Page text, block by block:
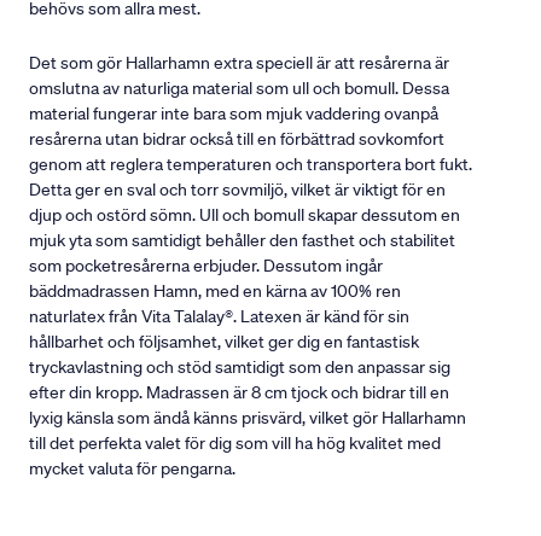
behövs som allra mest.
Det som gör Hallarhamn extra speciell är att resårerna är
omslutna av naturliga material som ull och bomull. Dessa
material fungerar inte bara som mjuk vaddering ovanpå
resårerna utan bidrar också till en förbättrad sovkomfort
genom att reglera temperaturen och transportera bort fukt.
Detta ger en sval och torr sovmiljö, vilket är viktigt för en
djup och ostörd sömn. Ull och bomull skapar dessutom en
mjuk yta som samtidigt behåller den fasthet och stabilitet
som pocketresårerna erbjuder. Dessutom ingår
bäddmadrassen Hamn, med en kärna av 100% ren
naturlatex från Vita Talalay®. Latexen är känd för sin
hållbarhet och följsamhet, vilket ger dig en fantastisk
tryckavlastning och stöd samtidigt som den anpassar sig
efter din kropp. Madrassen är 8 cm tjock och bidrar till en
lyxig känsla som ändå känns prisvärd, vilket gör Hallarhamn
till det perfekta valet för dig som vill ha hög kvalitet med
mycket valuta för pengarna.